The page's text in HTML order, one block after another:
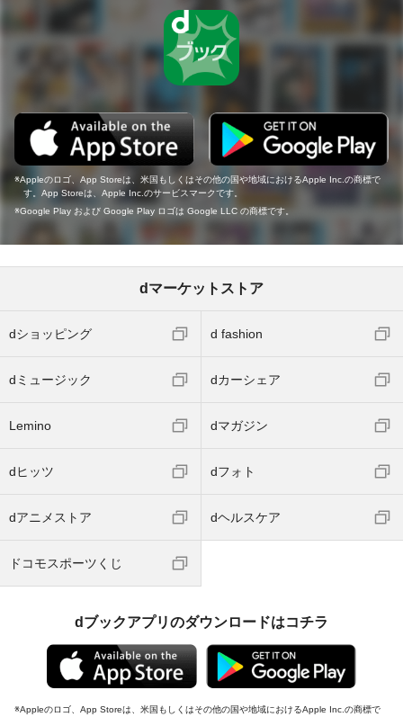
Appleのロゴ、App Storeは、米国もしくはその他の国や地域におけるApple Inc.の商標で
す。App Storeは、Apple Inc.のサービスマークです。
Google Play および Google Play ロゴは Google LLC の商標です。
dマーケットストア
dショッピング d fashion
dミュージック dカーシェア
Lemino dマガジン
dヒッツ dフォト
dアニメストア dヘルスケア
ドコモスポーツくじ
dブックアプリのダウンロードはコチラ
Appleのロゴ、App Storeは、米国もしくはその他の国や地域におけるApple Inc.の商標で